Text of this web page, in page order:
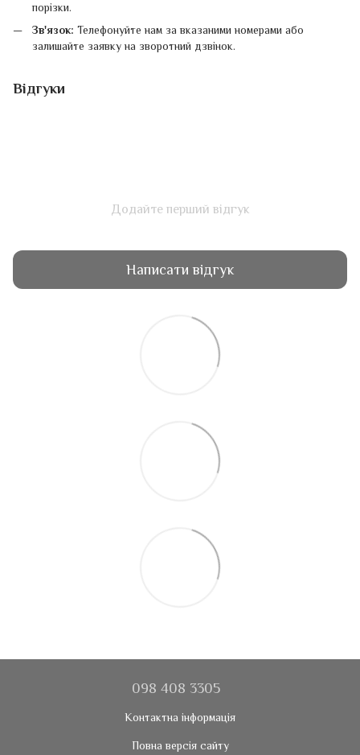
порізки.
Зв'язок: Телефонуйте нам за вказаними номерами або
залишайте заявку на зворотний дзвінок.
Відгуки
Додайте перший відгук
Написати відгук
098 408 3305
Контактна інформація
Повна версія сайту